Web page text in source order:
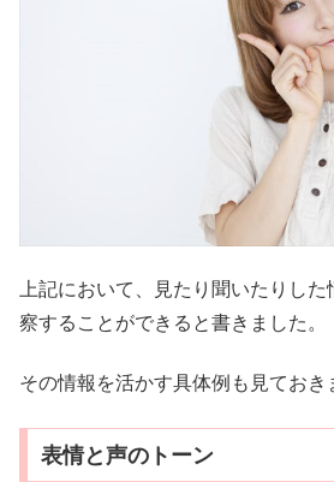
上記において、見たり聞いたりし
察することができると書きました。
その情報を活かす具体例も見ておき
表情と声のトーン